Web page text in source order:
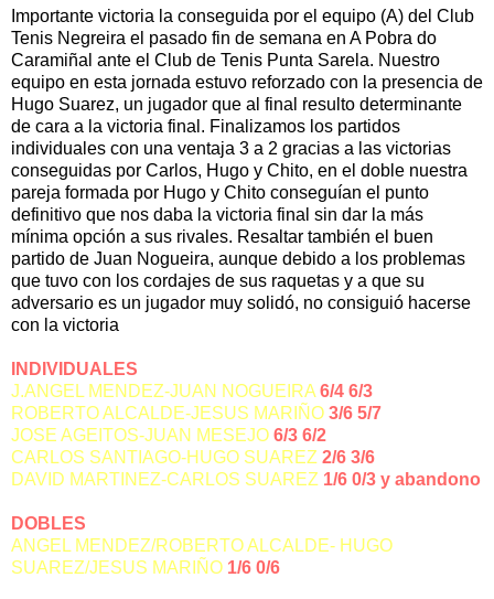
Importante victoria la conseguida por el equipo (A) del Club
Tenis Negreira el pasado fin de semana en A Pobra do
Caramiñal ante el Club de Tenis Punta Sarela. Nuestro
equipo en esta jornada estuvo reforzado con la presencia de
Hugo Suarez, un jugador que al final resulto determinante
de cara a la victoria final. Finalizamos los partidos
individuales con una ventaja 3 a 2 gracias a las victorias
conseguidas por Carlos, Hugo y Chito, en el doble nuestra
pareja formada por Hugo y Chito conseguían el punto
definitivo que nos daba la victoria final sin dar la más
mínima opción a sus rivales. Resaltar también el buen
partido de Juan Nogueira, aunque debido a los problemas
que tuvo con los cordajes de sus raquetas y a que su
adversario es un jugador muy solidó, no consiguió hacerse
con la victoria
INDIVIDUALES
J.ANGEL MENDEZ-JUAN NOGUEIRA 6/4 6/3
ROBERTO ALCALDE-JESUS MARIÑO 3/6 5/7
JOSE AGEITOS-JUAN MESEJO 6/3 6/2
CARLOS SANTIAGO-HUGO SUAREZ 2/6 3/6
DAVID MARTINEZ-CARLOS SUAREZ 1/6 0/3 y abandono
DOBLES
ANGEL MENDEZ/ROBERTO ALCALDE- HUGO
SUAREZ/JESUS MARIÑO 1/6 0/6